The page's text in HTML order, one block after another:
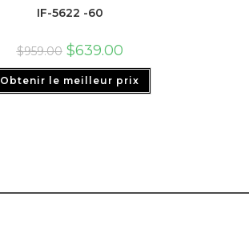
IF-5622 -60
$959.00 $639.00
Obtenir le meilleur prix